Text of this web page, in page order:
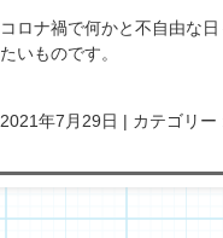
コロナ禍で何かと不自由な
たいものです。
2021年7月29日 | カテゴリー